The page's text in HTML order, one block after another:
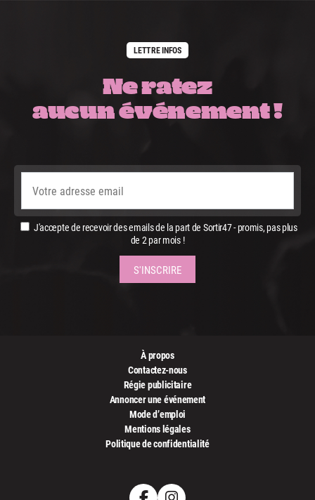
LETTRE INFOS
Ne ratez
aucun événement !
J'accepte de recevoir des emails de la part de Sortir47 - promis, pas plus
de 2 par mois !
À propos
Contactez-nous
Régie publicitaire
Annoncer une événement
Mode d’emploi
Mentions légales
Politique de confidentialité